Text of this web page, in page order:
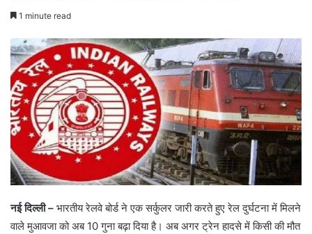
1 minute read
नई दिल्ली – भारतीय रेलवे बोर्ड ने एक सर्कुलर जारी करते हुए रेल दुर्घटना में मिलने
वाले मुआवजा को अब 10 गुना बढ़ा दिया है। अब अगर ट्रेन हादसे में किसी की मौत